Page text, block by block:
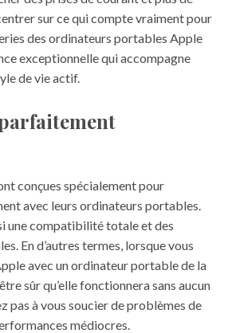
sur ce qui compte vraiment pour
des ordinateurs portables Apple
exceptionnelle qui accompagne
de vie actif.
conçues spécialement pour
avec leurs ordinateurs portables.
une compatibilité totale et des
En d’autres termes, lorsque vous
avec un ordinateur portable de la
sûr qu’elle fonctionnera sans aucun
pas à vous soucier de problèmes de
médiocres.